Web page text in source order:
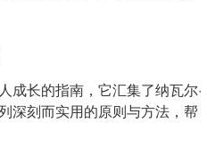
成长的指南，它汇集了纳瓦尔·
深刻而实用的原则与方法，帮